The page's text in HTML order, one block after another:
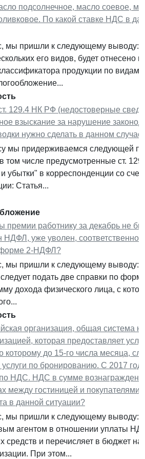
подсолнечное, масло соевое,
По какой ставке НДС в
мы пришли к следующему выводу:
его видов, будет отнесено
продукции по видам
129.4 НК РФ (недостоверные
взыскание за нарушение
нужно сделать в данном
мы придерживаемся следующей
том числе предусмотренные ст.
убытки" в корреспонденции со
Статья...
премии работнику за декабрь не
уже уволен, соответственно,
форме 2-НДФЛ?
мы пришли к следующему выводу:
следует подать две справки по
дохода физического лица, с
организация, общая система
которая предоставляет
которому до 15-го числа месяца,
по бронированию. С 2017
по НДС. НДС в сумме
между гостиницей и покупателями
в данной ситуации?
мы пришли к следующему выводу:
агентом в отношении уплаты
средств и перечисляет в бюджет
При этом...